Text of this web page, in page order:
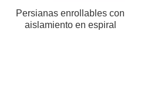
Persianas enrollables con
aislamiento en espiral